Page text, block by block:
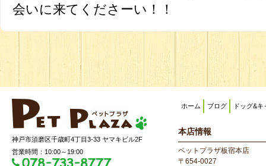
会いに来てくださーい！！
神戸市須磨区千歳町4丁目3-33 ヤマキビル2F
営業時間：10:00～19:00
ホーム ブログ ドッグ&キ
本店情報
ペットプラザ板宿本店
〒654-0027